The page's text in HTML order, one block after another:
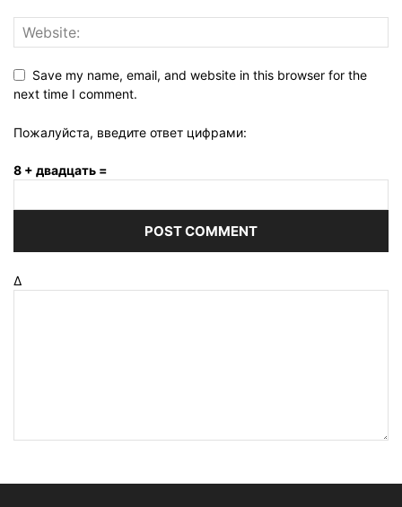
Save my name, email, and website in this browser for the
next time I comment.
Пожалуйста, введите ответ цифрами:
8 + двадцать =
Δ